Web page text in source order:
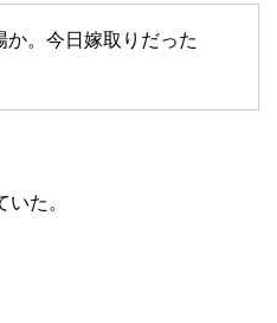
か。今日嫁取りだった
た。